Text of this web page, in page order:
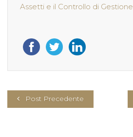
Assetti e il Controllo di Gestione
Post Precedente